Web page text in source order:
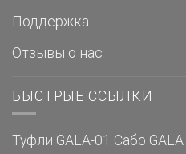
Поддержка
Отзывы о нас
БЫСТРЫЕ ССЫЛКИ
Туфли GALA-01 Сабо GALA